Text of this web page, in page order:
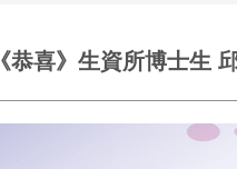
《恭喜》 生資所博士生